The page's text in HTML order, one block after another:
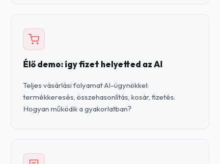
Élő demo: így fizet helyetted az AI
Teljes vásárlási folyamat AI-ügynökkel:
termékkeresés, összehasonlítás, kosár, fizetés.
Hogyan működik a gyakorlatban?